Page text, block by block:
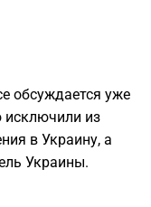
обсуждается уже
исключили из
в Украину, а
Украины.